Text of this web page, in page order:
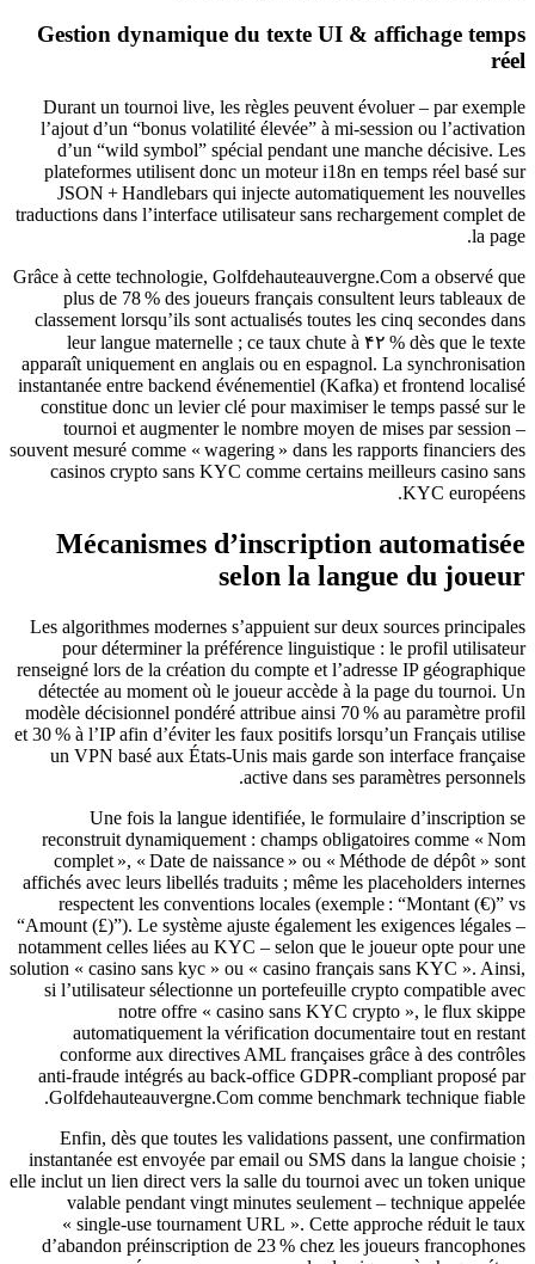
Gestion dynamique du texte UI & affichage temps
réel
Durant un tournoi live, les règles peuvent évoluer – par exemple
l’ajout d’un “bonus volatilité élevée” à mi‑session ou l’activation
d’un “wild symbol” spécial pendant une manche décisive. Les
plateformes utilisent donc un moteur i18n en temps réel basé sur
JSON + Handlebars qui injecte automatiquement les nouvelles
traductions dans l’interface utilisateur sans rechargement complet de
la page.
Grâce à cette technologie, Golfdehauteauvergne.Com a observé que
plus de 78 % des joueurs français consultent leurs tableaux de
classement lorsqu’ils sont actualisés toutes les cinq secondes dans
leur langue maternelle ; ce taux chute à ۴۲ % dès que le texte
apparaît uniquement en anglais ou en espagnol. La synchronisation
instantanée entre backend événementiel (Kafka) et frontend localisé
constitue donc un levier clé pour maximiser le temps passé sur le
tournoi et augmenter le nombre moyen de mises par session –
souvent mesuré comme « wagering » dans les rapports financiers des
casinos crypto sans KYC comme certains meilleurs casino sans
KYC européens.
Mécanismes d’inscription automatisée
selon la langue du joueur
Les algorithmes modernes s’appuient sur deux sources principales
pour déterminer la préférence linguistique : le profil utilisateur
renseigné lors de la création du compte et l’adresse IP géographique
détectée au moment où le joueur accède à la page du tournoi. Un
modèle décisionnel pondéré attribue ainsi 70 % au paramètre profil
et 30 % à l’IP afin d’éviter les faux positifs lorsqu’un Français utilise
un VPN basé aux États‑Unis mais garde son interface française
active dans ses paramètres personnels.
Une fois la langue identifiée, le formulaire d’inscription se
reconstruit dynamiquement : champs obligatoires comme « Nom
complet », « Date de naissance » ou « Méthode de dépôt » sont
affichés avec leurs libellés traduits ; même les placeholders internes
respectent les conventions locales (exemple : “Montant (€)” vs
“Amount (£)”). Le système ajuste également les exigences légales –
notamment celles liées au KYC – selon que le joueur opte pour une
solution « casino sans kyc » ou « casino français sans KYC ». Ainsi,
si l’utilisateur sélectionne un portefeuille crypto compatible avec
notre offre « casino sans KYC crypto », le flux skippe
automatiquement la vérification documentaire tout en restant
conforme aux directives AML françaises grâce à des contrôles
anti‑fraude intégrés au back‑office GDPR‑compliant proposé par
Golfdehauteauvergne.Com comme benchmark technique fiable.
Enfin, dès que toutes les validations passent, une confirmation
instantanée est envoyée par email ou SMS dans la langue choisie ;
elle inclut un lien direct vers la salle du tournoi avec un token unique
valable pendant vingt minutes seulement – technique appelée
« single‑use tournament URL ». Cette approche réduit le taux
d’abandon préinscription de 23 % chez les joueurs francophones